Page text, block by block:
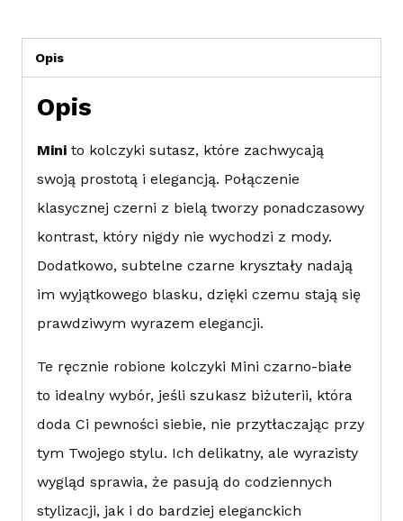
Opis
Opis
Mini to kolczyki sutasz, które zachwycają
swoją prostotą i elegancją. Połączenie
klasycznej czerni z bielą tworzy ponadczasowy
kontrast, który nigdy nie wychodzi z mody.
Dodatkowo, subtelne czarne kryształy nadają
im wyjątkowego blasku, dzięki czemu stają się
prawdziwym wyrazem elegancji.
Te ręcznie robione kolczyki Mini czarno-białe
to idealny wybór, jeśli szukasz biżuterii, która
doda Ci pewności siebie, nie przytłaczając przy
tym Twojego stylu. Ich delikatny, ale wyrazisty
wygląd sprawia, że pasują do codziennych
stylizacji, jak i do bardziej eleganckich